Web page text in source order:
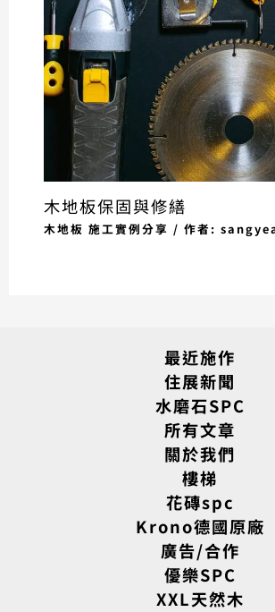
木地板保固與修繕
木地板 施工實例分享 / 作者:
最近施作
住展新聞
水磨石SPC
所有文章
關於我們
樓梯
花磚spc
Krono德國原廠
廣告/合作
優樂SPC
XXL天然木